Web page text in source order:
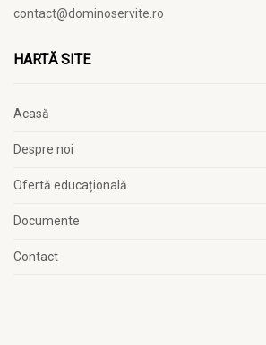
contact@dominoservite.ro
HARTĂ SITE
Acasă
Despre noi
Ofertă educațională
Documente
Contact